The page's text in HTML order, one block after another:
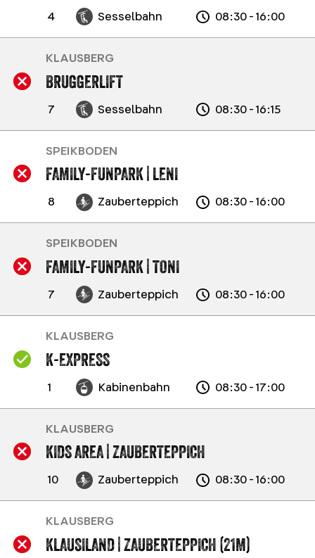
4 Sesselbahn 08:30 - 16:00
BRUGGERLIFT
7 Sesselbahn 08:30 - 16:15
KLAUSBERG
FAMILY-FUNPARK | LENI
8 Zauberteppich 08:30 - 16:00
SPEIKBODEN
FAMILY-FUNPARK | TONI
7 Zauberteppich 08:30 - 16:00
SPEIKBODEN
K-EXPRESS
1 Kabinenbahn 08:30 - 17:00
KLAUSBERG
KIDS AREA | ZAUBERTEPPICH
10 Zauberteppich 08:30 - 16:00
KLAUSBERG
KLAUSILAND | ZAUBERTEPPICH (21M)
KLAUSBERG